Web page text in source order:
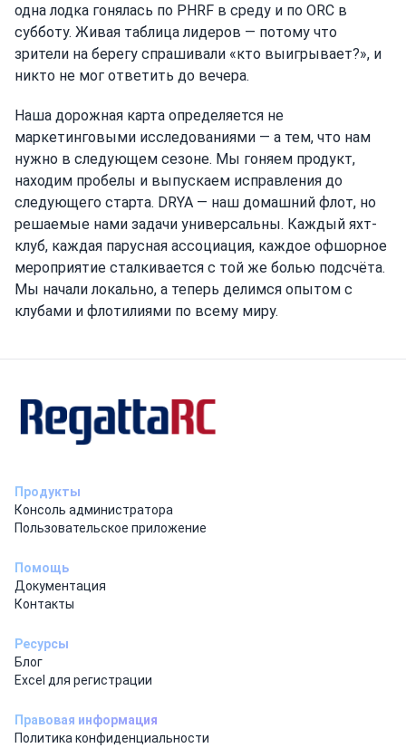
одна лодка гонялась по PHRF в среду и по ORC в
субботу. Живая таблица лидеров — потому что
зрители на берегу спрашивали «кто выигрывает?», и
никто не мог ответить до вечера.
Наша дорожная карта определяется не
маркетинговыми исследованиями — а тем, что нам
нужно в следующем сезоне. Мы гоняем продукт,
находим пробелы и выпускаем исправления до
следующего старта. DRYA — наш домашний флот, но
решаемые нами задачи универсальны. Каждый яхт-
клуб, каждая парусная ассоциация, каждое офшорное
мероприятие сталкивается с той же болью подсчёта.
Мы начали локально, а теперь делимся опытом с
клубами и флотилиями по всему миру.
Продукты
Консоль администратора
Пользовательское приложение
Помощь
Документация
Контакты
Ресурсы
Блог
Excel для регистрации
Правовая информация
Политика конфиденциальности